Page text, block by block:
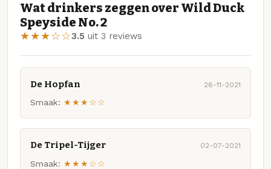
Wat drinkers zeggen over Wild Duck
Speyside No. 2
★★★☆☆3.5 uit 3 reviews
De Hopfan 26-11-2021
Smaak: ★★★☆☆
De Tripel-Tijger 02-07-2021
Smaak: ★★★☆☆